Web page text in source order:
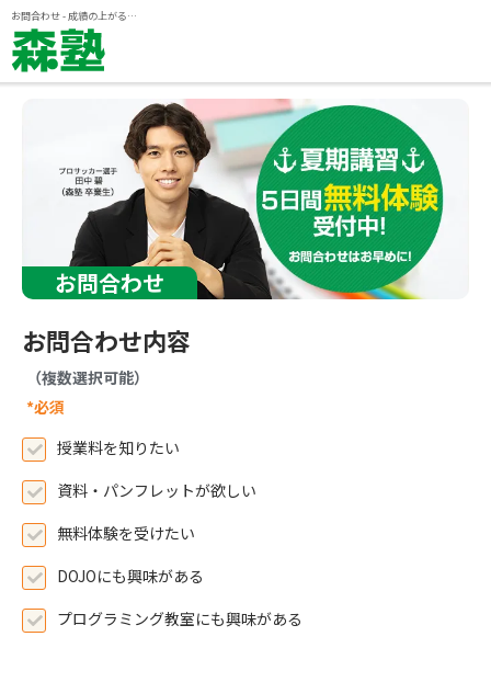
お問合わせ - 成績の上がる個別指導塾『森塾』
お問合わせ
お問合わせ内容
（複数選択可能）
*必須
授業料を知りたい
資料・パンフレットが欲しい
無料体験を受けたい
DOJOにも興味がある
プログラミング教室にも興味がある